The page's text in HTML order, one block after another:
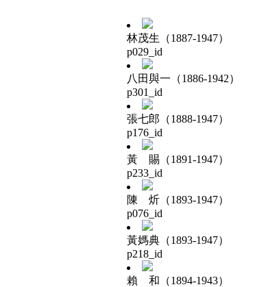
林茂生（1887-1947）
p029_id
八田與一（1886-1942）
p301_id
張七郎（1888-1947）
p176_id
黃 賜（1891-1947）
p233_id
陳 炘（1893-1947）
p076_id
黃媽典（1893-1947）
p218_id
賴 和（1894-1943）